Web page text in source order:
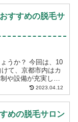
すすめの脱毛サ
回は、10
て、京都市内はカ
や設備が充実して
2023.04.12
めの脱毛サロン